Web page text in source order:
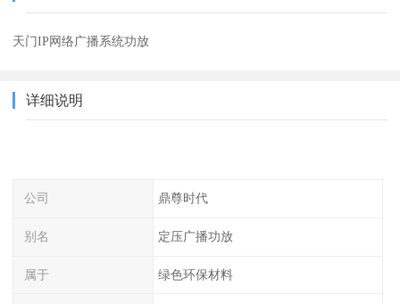
天门IP网络广播系统功放
详细说明
公司 鼎尊时代
别名 定压广播功放
属于 绿色环保材料